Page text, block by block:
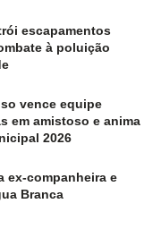
escapamentos
à poluição
vence equipe
em amistoso e anima
2026
ex-companheira e
Branca